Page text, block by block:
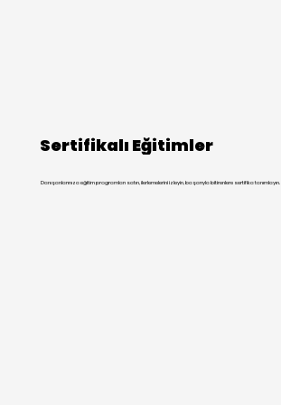
Sertifikalı Eğitimler
Danışanlarınıza eğitim programları satın, ilerlemelerini izleyin, başarıyla bitirenlere sertifika tanımlayın.